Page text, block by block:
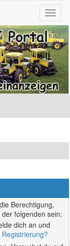
Berechtigung,
folgenden sein:
dich an und
Registrierung?